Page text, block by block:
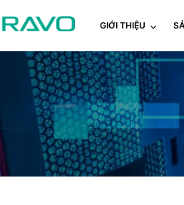
GIỚI THIỆU